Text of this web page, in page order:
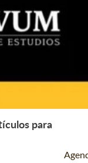
Leer Más +
para